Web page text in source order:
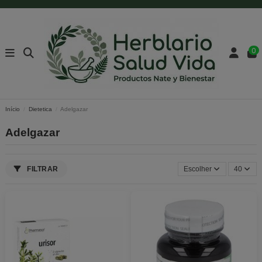
0
Início Dietetica Adelgazar
Adelgazar
FILTRAR Escolher 40